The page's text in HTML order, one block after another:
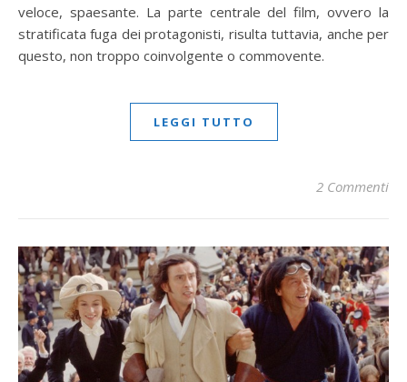
veloce, spaesante. La parte centrale del film, ovvero la
stratificata fuga dei protagonisti, risulta tuttavia, anche per
questo, non troppo coinvolgente o commovente.
LEGGI TUTTO
2 Commenti